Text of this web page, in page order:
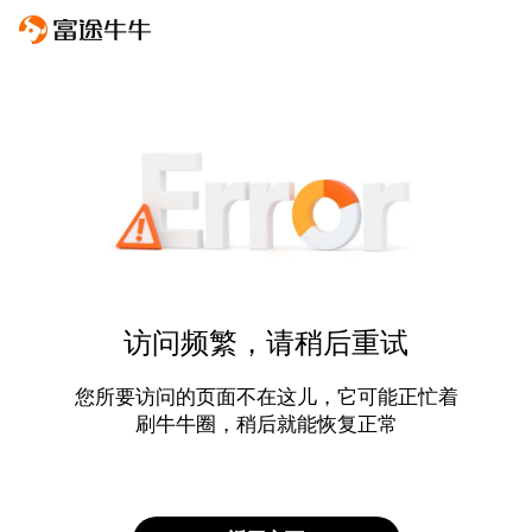
访问频繁，请稍后重试
您所要访问的页面不在这儿，它可能正忙着
刷牛牛圈，稍后就能恢复正常